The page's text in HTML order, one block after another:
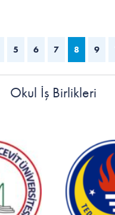
5 6 7 8 9
Okul İş Birlikleri